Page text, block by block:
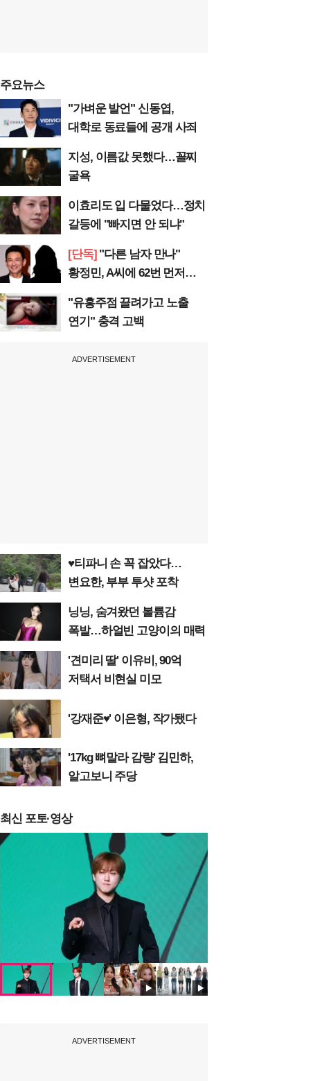
주요뉴스
"가벼운 발언" 신동엽,
대학로 동료들에 공개 사죄
지성, 이름값 못했다…꼴찌
굴욕
이효리도 입 다물었다…정치
갈등에 "빠지면 안 되냐"
[단독]"다른 남자 만나"
황정민, A씨에 62번 먼저
"유흥주점 끌려가고 노출
연기" 충격 고백
ADVERTISEMENT
♥티파니 손 꼭 잡았다…
변요한, 부부 투샷 포착
닝닝, 숨겨왔던 볼륨감
폭발…하얼빈 고양이의 매력
'견미리 딸' 이유비, 90억
저택서 비현실 미모
'강재준♥' 이은형, 작가됐다
'17kg 뼈말라 감량' 김민하,
알고보니 주당
최신 포토·영상
ADVERTISEMENT